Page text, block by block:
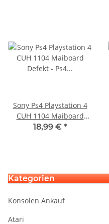
Sony Ps4 Playstation 4
CUH 1104 Maiboard
Defekt - Ps4 Startete
18,99 € *
Kategorien
Konsolen Ankauf
Atari